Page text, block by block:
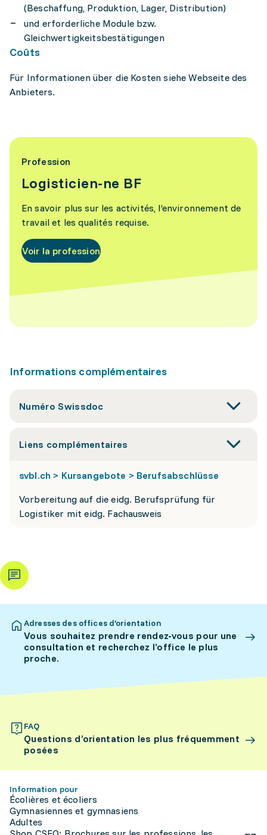
(Beschaffung, Produktion, Lager, Distribution)
und erforderliche Module bzw.
Gleichwertigkeitsbestätigungen
Coûts
Für Informationen über die Kosten siehe Webseite des
Anbieters.
Profession
Logisticien-ne BF
En savoir plus sur les activités, l’environnement de
travail et les qualités requise.
Voir la profession
Informations complémentaires
Numéro Swissdoc
Liens complémentaires
svbl.ch > Kursangebote > Berufsabschlüsse
Vorbereitung auf die eidg. Berufsprüfung für
Logistiker mit eidg. Fachausweis
Adresses des offices d’orientation
Vous souhaitez prendre rendez-vous pour une
consultation et recherchez l’office le plus
proche.
FAQ
Questions d’orientation les plus fréquemment
posées
Information pour
Écolières et écoliers
Gymnasiennes et gymnasiens
Adultes